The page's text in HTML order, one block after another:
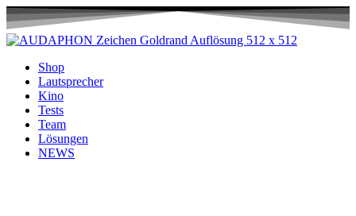
Shop
Lautsprecher
Kino
Tests
Team
Lösungen
NEWS